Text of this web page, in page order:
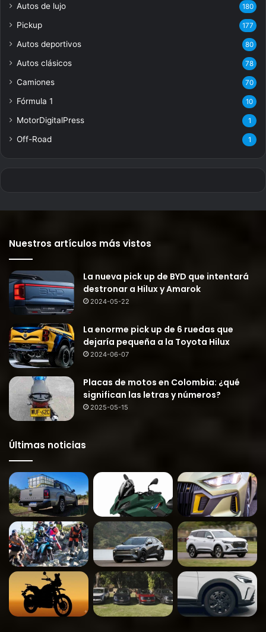
Autos de lujo 180
Pickup 177
Autos deportivos 80
Autos clásicos 78
Camiones 70
Fórmula 1 10
MotorDigitalPress 1
Off-Road 1
Nuestros artículos más vistos
La nueva pick up de BYD que intentará
destronar a Hilux y Amarok
2024-05-22
La enorme pick up de 6 ruedas que
dejaría pequeña a la Toyota Hilux
2024-06-07
Placas de motos en Colombia: ¿qué
significan las letras y números?
2025-05-15
Últimas noticias